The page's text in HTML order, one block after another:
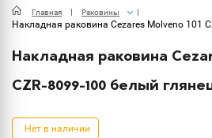
Главная Раковины
Накладная раковина Cezares Molveno 101
Накладная раковина
CZR-8099-100 белый
Нет в наличии